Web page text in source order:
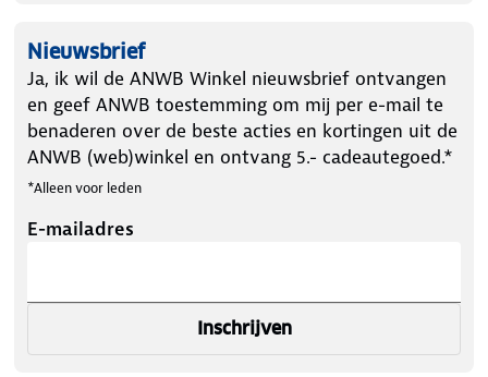
kunnen kijken.
Cruciaal hulpmiddel
: Koolmonoxide is een kleur-
en reukloos gas dat levensbedreigend kan zijn. Deze
melder waarschuwt tijdig zodat je snel actie kunt
ondernemen.
Eenvoudige montage:Bevestig de
koolmonoxidemelder aan de muur met het
Nieuwsbrief
Ja, ik wil de ANWB Winkel nieuwsbrief ontvangen
en geef ANWB toestemming om mij per e-mail te
benaderen over de beste acties en kortingen uit de
ANWB (web)winkel en ontvang 5.- cadeautegoed.*
*Alleen voor leden
E-mailadres
Inschrijven